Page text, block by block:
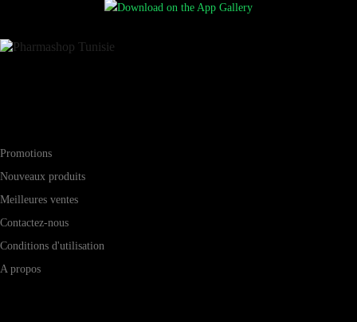
Promotions
Nouveaux produits
Meilleures ventes
Contactez-nous
Conditions d'utilisation
A propos